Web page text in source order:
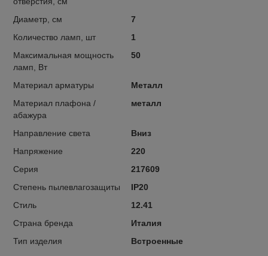
Диаметр, см
7
Количество ламп, шт
1
Максимальная мощность
ламп, Вт
50
Материал арматуры
Металл
Материал плафона /
абажура
металл
Направление света
Вниз
Напряжение
220
Серия
217609
Степень пылевлагозащиты
IP20
Стиль
12.41
Страна бренда
Италия
Тип изделия
Встроенные